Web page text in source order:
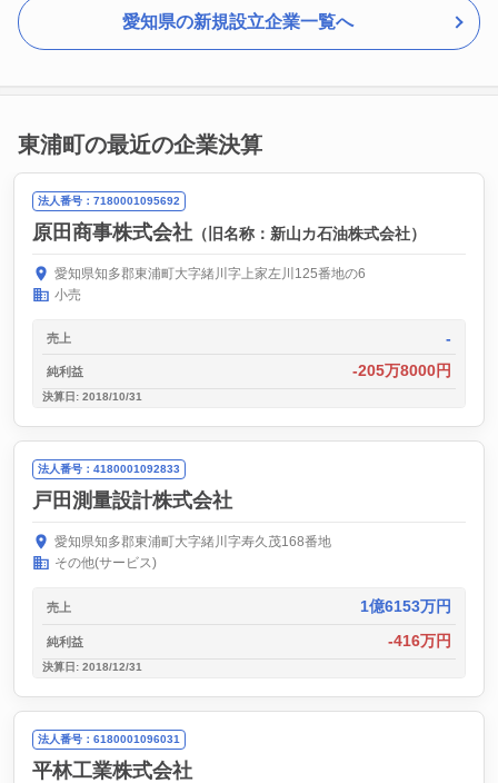
愛知県の新規設立企業一覧へ
東浦町の最近の企業決算
法人番号：7180001095692
原田商事株式会社 （旧名称：新山カ石油株式会社）
愛知県知多郡東浦町大字緒川字上家左川125番地の6
小売
売上 -
純利益 -205万8000円
決算日: 2018/10/31
法人番号：4180001092833
戸田測量設計株式会社
愛知県知多郡東浦町大字緒川字寿久茂168番地
その他(サービス)
売上 1億6153万円
純利益 -416万円
決算日: 2018/12/31
法人番号：6180001096031
平林工業株式会社